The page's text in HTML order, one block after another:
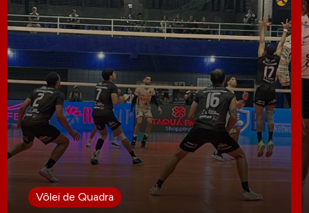
Vôlei de Quadra